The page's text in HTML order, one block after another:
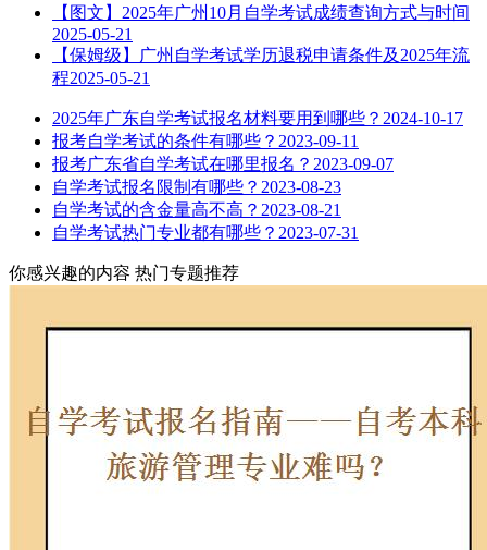
【图文】2025年广州10月自学考试成绩查询方式与时间
2025-05-21
【保姆级】广州自学考试学历退税申请条件及2025年流
程2025-05-21
2025年广东自学考试报名材料要用到哪些？ 2024-10-17
报考自学考试的条件有哪些？ 2023-09-11
报考广东省自学考试在哪里报名？ 2023-09-07
自学考试报名限制有哪些？ 2023-08-23
自学考试的含金量高不高？ 2023-08-21
自学考试热门专业都有哪些？ 2023-07-31
你感兴趣的内容 热门专题推荐